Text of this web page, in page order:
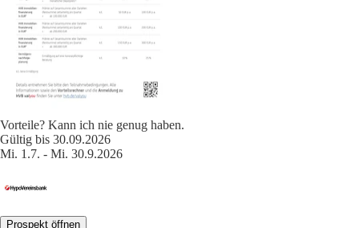
Vorteile? Kann ich nie genug haben.
Gültig bis 30.09.2026
Mi. 1.7. - Mi. 30.9.2026
Prospekt öffnen